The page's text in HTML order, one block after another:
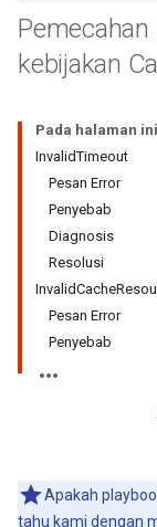
kebijakan
Pada halaman ini
InvalidTimeout
Pesan Error
Penyebab
Diagnosis
Resolusi
Pesan Error
Penyebab
Apakah
tahu kami dengan